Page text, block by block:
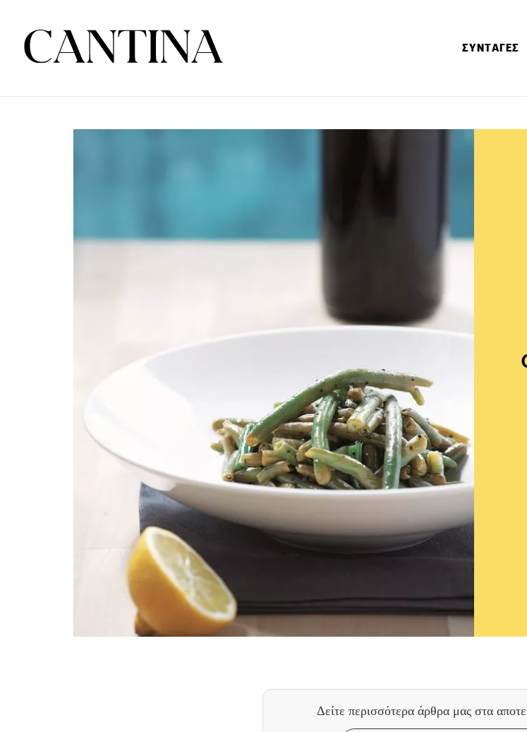
ΣΥΝΤΑΓΕΣ
Δείτε περισσότερα άρθρα μας στα